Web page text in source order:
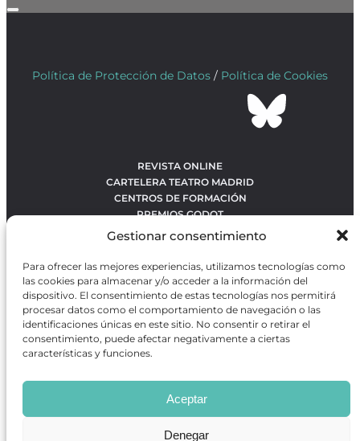
Gestionar consentimiento
Para ofrecer las mejores experiencias, utilizamos tecnologías como
las cookies para almacenar y/o acceder a la información del
dispositivo. El consentimiento de estas tecnologías nos permitirá
procesar datos como el comportamiento de navegación o las
identificaciones únicas en este sitio. No consentir o retirar el
consentimiento, puede afectar negativamente a ciertas
características y funciones.
Aceptar
Denegar
Política de Protección de Datos / Política de Cookies
REVISTA ONLINE
CARTELERA TEATRO MADRID
CENTROS DE FORMACIÓN
PREMIOS GODOT
CONTACTO
OBRAS MÁS VOTADAS
RANKING MEJORES OBRAS
BÚSQUEDA AVANZADA DE OBRAS
Revista GODOTes una revista independiente especializada
en información sobre artes escénicas de Madrid, gratuita y
que se distribuye en espacios escénicos, además de otros
puntos de interés turístico y de ocio de la capital.